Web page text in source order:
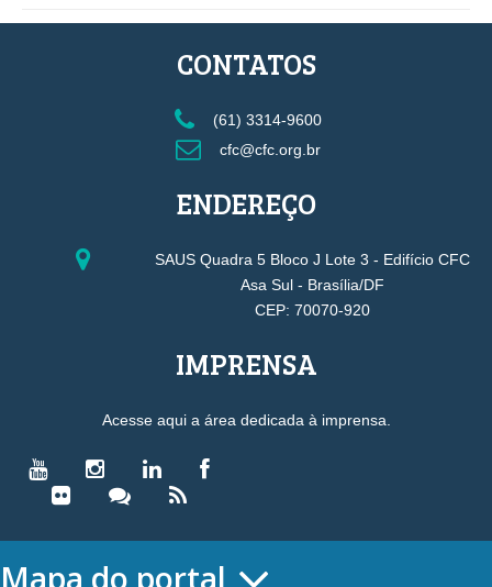
CONTATOS
(61) 3314-9600
cfc@cfc.org.br
ENDEREÇO
SAUS Quadra 5 Bloco J Lote 3 - Edifício CFC
Asa Sul - Brasília/DF
CEP: 70070-920
IMPRENSA
Acesse aqui a área dedicada à imprensa.
Mapa do portal